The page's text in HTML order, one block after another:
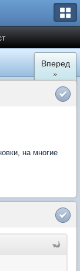
Вперед
»
на многие